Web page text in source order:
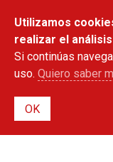
Utilizamos
realizar el
Si continúas
uso. Quiero saber